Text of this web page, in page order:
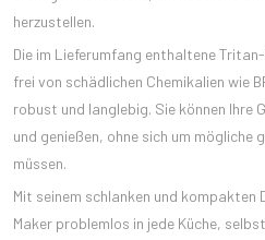
herzustellen.
Die im Lieferumfang enthaltene
frei von schädlichen Chemikalien wie
robust und langlebig. Sie können Ihre
und genießen, ohne sich um mögliche
müssen.
Mit seinem schlanken und kompakten
Maker problemlos in jede Küche,